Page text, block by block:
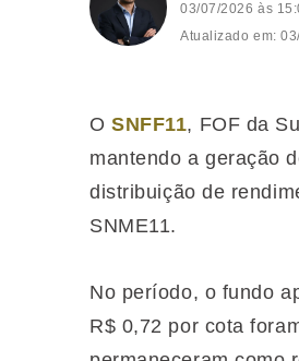
03/07/2026 às
Atualizado em:
OSNFF11, FOF da
mantendo a geração
distribuição de
SNME11.
No período, o fundo
R$ 0,72 por cota